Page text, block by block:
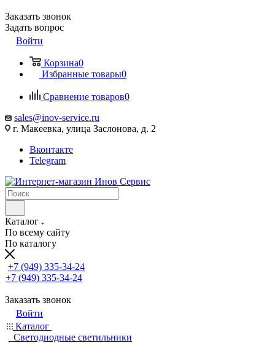
Заказать звонок
Задать вопрос
Войти
Корзина0
Избранные товары0
Сравнение товаров0
sales@inov-service.ru
г. Макеевка, улица Заслонова, д. 2
Вконтакте
Telegram
Каталог
По всему сайту
По каталогу
+7 (949) 335-34-24
+7 (949) 335-34-24
Заказать звонок
Войти
Каталог
Светодиодные светильники